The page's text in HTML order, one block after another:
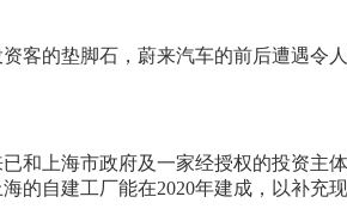
客的垫脚石，蔚来汽车的前后遭遇令人
和上海市政府及一家经授权的投资主
的自建工厂能在2020年建成，以补充